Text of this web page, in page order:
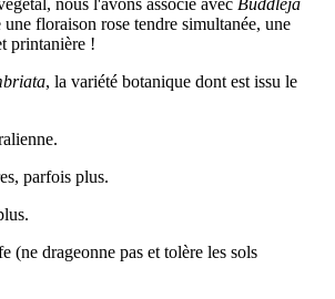
nous l'avons associé avec Buddleja
une floraison rose tendre simultanée, une
printanière !
, la variété botanique dont est issu le
parfois plus.
(ne drageonne pas et tolère les sols